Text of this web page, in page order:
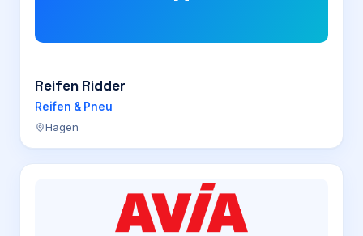
Reifen Ridder
Reifen & Pneu
Hagen